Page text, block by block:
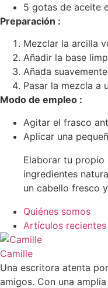
5 gotas de aceite
Preparación :
Mezclar la arcilla
Añadir la base
Añada
Pasar la mezcla a
Modo de empleo :
Agitar el frasco
Aplicar una
Elaborar tu propio
ingredientes
un cabello fresco
Quiénes somos
Artículos recientes
Camille
Una escritora atenta
amigos. Con una